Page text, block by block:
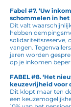
Fabel #7. ‘Uw
schommelen in het
Dit valt
hebben
solidariteitsreserve,
vangen.
jaren worden
op je inkomen
FABEL #8. ‘Het
keuzevrijheid voor
Dit klopt maar ten
een